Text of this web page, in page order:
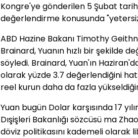
Kongre'ye gönderilen 5 Şubat
değerlendirme konusunda
ABD Hazine Bakanı Timothy
Brainard, Yuanın hızlı bir şekilde
söyledi. Brainard, Yuan'ın
olarak yüzde 3.7 değerlendiğini
reel kurun daha da fazla
Yuan bugün Dolar karşısında 17
Dışişleri Bakanlığı sözcüsü ma
döviz politikasını kademeli olarak